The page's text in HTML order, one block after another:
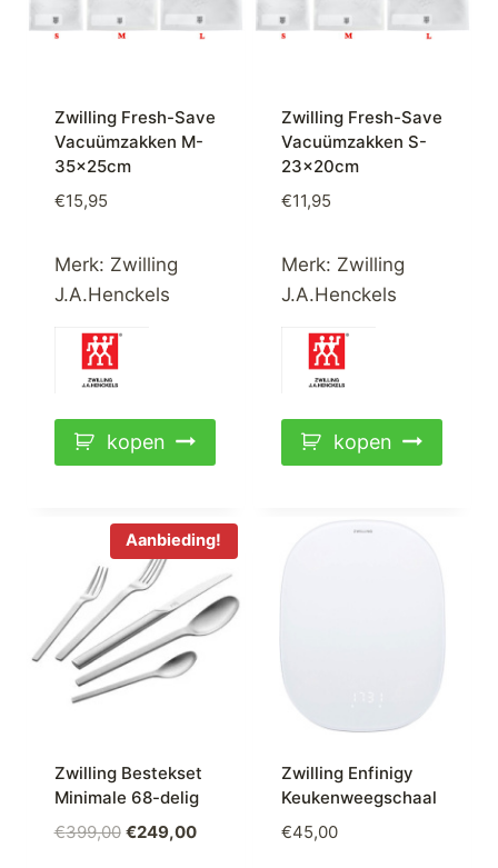
Zwilling Fresh-Save
Vacuümzakken M-
35x25cm
€15,95
Merk: Zwilling
J.A.Henckels
kopen
Zwilling Fresh-Save
Vacuümzakken S-
23x20cm
€11,95
Merk: Zwilling
J.A.Henckels
kopen
Aanbieding!
Zwilling Bestekset
Minimale 68-delig
€399,00 Oorspronkelijke
€249,00Huidige
Zwilling Enfinigy
Keukenweegschaal
€45,00